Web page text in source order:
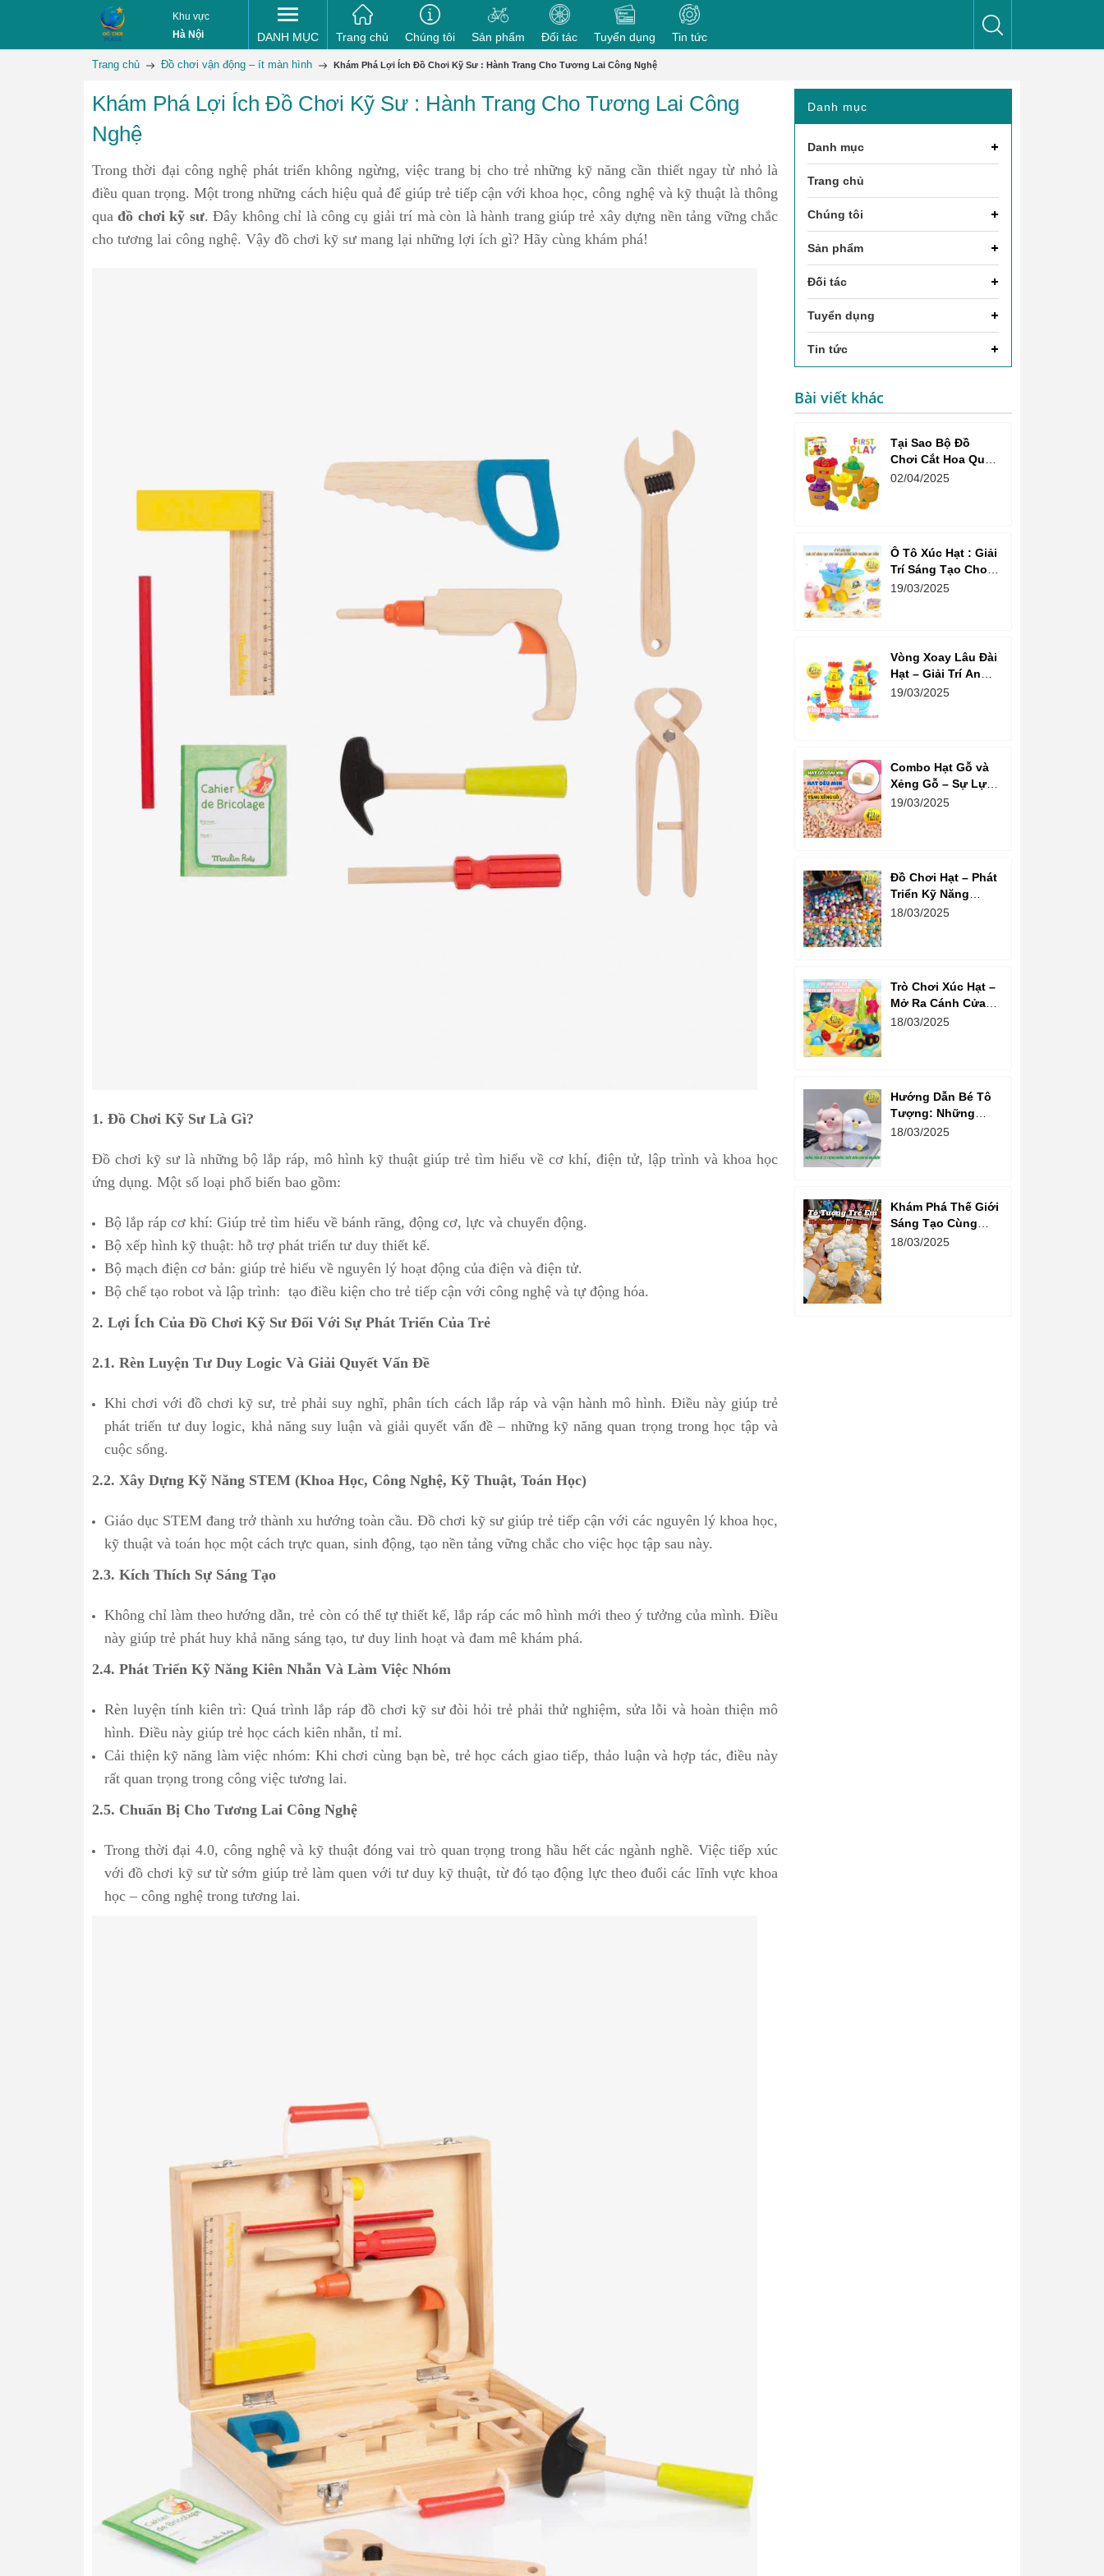
Khu vực
Hà Nội
DANH MỤC Trang chủ Chúng tôi Sản phẩm Đối tác Tuyển dụng Tin tức
Trang chủ Đồ chơi vận động – ít màn hình Khám Phá Lợi Ích Đồ Chơi Kỹ Sư : Hành Trang Cho Tương Lai Công Nghệ
Khám Phá Lợi Ích Đồ Chơi Kỹ Sư : Hành Trang Cho Tương Lai Công
Nghệ
Trong thời đại công nghệ phát triển không ngừng, việc trang bị cho trẻ những kỹ năng cần thiết ngay từ nhỏ là
điều quan trọng. Một trong những cách hiệu quả để giúp trẻ tiếp cận với khoa học, công nghệ và kỹ thuật là thông
quađồ chơi kỹ sư. Đây không chỉ là công cụ giải trí mà còn là hành trang giúp trẻ xây dựng nền tảng vững chắc
cho tương lai công nghệ. Vậy đồ chơi kỹ sư mang lại những lợi ích gì? Hãy cùng khám phá!
1. Đồ Chơi Kỹ Sư Là Gì?
Đồ chơi kỹ sư là những bộ lắp ráp, mô hình kỹ thuật giúp trẻ tìm hiểu về cơ khí, điện tử, lập trình và khoa học
ứng dụng. Một số loại phổ biến bao gồm:
Bộ lắp ráp cơ khí: Giúp trẻ tìm hiểu về bánh răng, động cơ, lực và chuyển động.
Bộ xếp hình kỹ thuật: hỗ trợ phát triển tư duy thiết kế.
Bộ mạch điện cơ bản: giúp trẻ hiểu về nguyên lý hoạt động của điện và điện tử.
Bộ chế tạo robot và lập trình: tạo điều kiện cho trẻ tiếp cận với công nghệ và tự động hóa.
2. Lợi Ích Của Đồ Chơi Kỹ Sư Đối Với Sự Phát Triển Của Trẻ
2.1. Rèn Luyện Tư Duy Logic Và Giải Quyết Vấn Đề
Khi chơi với đồ chơi kỹ sư, trẻ phải suy nghĩ, phân tích cách lắp ráp và vận hành mô hình. Điều này giúp trẻ
phát triển tư duy logic, khả năng suy luận và giải quyết vấn đề – những kỹ năng quan trọng trong học tập và
cuộc sống.
2.2. Xây Dựng Kỹ Năng STEM (Khoa Học, Công Nghệ, Kỹ Thuật, Toán Học)
Giáo dục STEM đang trở thành xu hướng toàn cầu. Đồ chơi kỹ sư giúp trẻ tiếp cận với các nguyên lý khoa học,
kỹ thuật và toán học một cách trực quan, sinh động, tạo nền tảng vững chắc cho việc học tập sau này.
2.3. Kích Thích Sự Sáng Tạo
Không chỉ làm theo hướng dẫn, trẻ còn có thể tự thiết kế, lắp ráp các mô hình mới theo ý tưởng của mình. Điều
này giúp trẻ phát huy khả năng sáng tạo, tư duy linh hoạt và đam mê khám phá.
2.4. Phát Triển Kỹ Năng Kiên Nhẫn Và Làm Việc Nhóm
Rèn luyện tính kiên trì: Quá trình lắp ráp đồ chơi kỹ sư đòi hỏi trẻ phải thử nghiệm, sửa lỗi và hoàn thiện mô
hình. Điều này giúp trẻ học cách kiên nhẫn, tỉ mỉ.
Cải thiện kỹ năng làm việc nhóm: Khi chơi cùng bạn bè, trẻ học cách giao tiếp, thảo luận và hợp tác, điều này
rất quan trọng trong công việc tương lai.
2.5. Chuẩn Bị Cho Tương Lai Công Nghệ
Trong thời đại 4.0, công nghệ và kỹ thuật đóng vai trò quan trọng trong hầu hết các ngành nghề. Việc tiếp xúc
với đồ chơi kỹ sư từ sớm giúp trẻ làm quen với tư duy kỹ thuật, từ đó tạo động lực theo đuổi các lĩnh vực khoa
học – công nghệ trong tương lai.
Danh mục
Danh mục
Trang chủ
Chúng tôi
Sản phẩm
Đối tác
Tuyển dụng
Tin tức
Bài viết khác
Tại Sao Bộ Đồ
Chơi Cắt Hoa Quả
Market Là Sự Lựa
02/04/2025
Ô Tô Xúc Hạt : Giải
Trí Sáng Tạo Cho
Trẻ Em Trong Môi
19/03/2025
Vòng Xoay Lâu Đài
Hạt – Giải Trí An
Toàn Và Vui Vẻ Cho
19/03/2025
Combo Hạt Gỗ và
Xẻng Gỗ – Sự Lựa
Chọn Tuyệt Vời
19/03/2025
Đồ Chơi Hạt – Phát
Triển Kỹ Năng
Sáng Tạo Và Tư
18/03/2025
Trò Chơi Xúc Hạt –
Mở Ra Cánh Cửa
Sáng Tạo Cho Bé
18/03/2025
Hướng Dẫn Bé Tô
Tượng: Những
Bước Đơn Giản Và
18/03/2025
Khám Phá Thế Giới
Sáng Tạo Cùng
Hoạt Động Tô
18/03/2025